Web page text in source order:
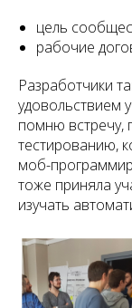
цель
рабочие
Разработчики
удовольствием
помню встречу,
тестированию,
моб-
тоже приняла
изучать